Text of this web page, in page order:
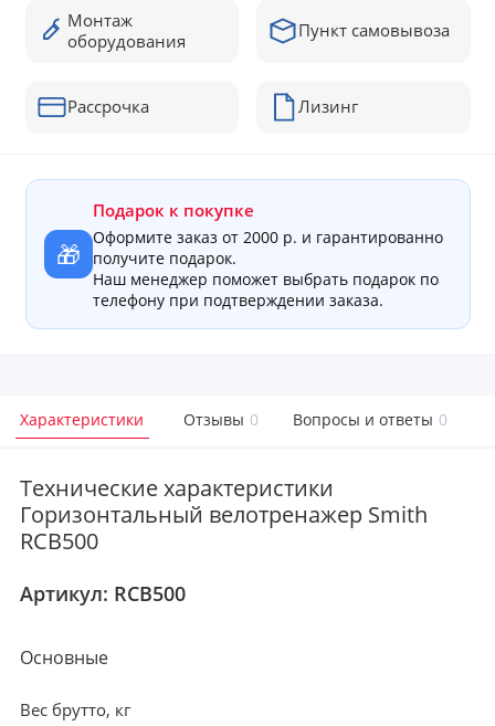
Монтаж
оборудования
Пункт самовывоза
Рассрочка Лизинг
🎁
Подарок к покупке
Оформите заказ от 2000 р. и гарантированно
получите подарок.
Наш менеджер поможет выбрать подарок по
телефону при подтверждении заказа.
Характеристики Отзывы 0 Вопросы и ответы 0
Технические характеристики
Горизонтальный велотренажер Smith
RCB500
Артикул: RCB500
Основные
Вес брутто, кг